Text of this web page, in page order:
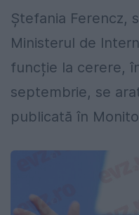
Ștefania Ferencz,
Ministerul de
funcție la cerere,
septembrie, se
publicată în